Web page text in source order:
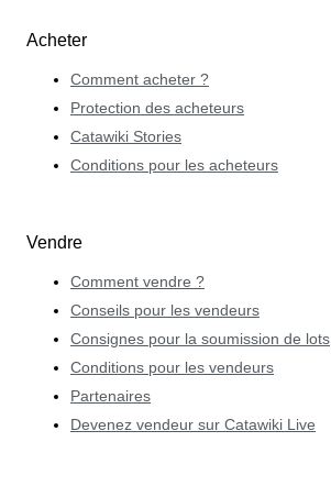
Acheter
Comment acheter ?
Protection des acheteurs
Catawiki Stories
Conditions pour les acheteurs
Vendre
Comment vendre ?
Conseils pour les vendeurs
Consignes pour la soumission de lots
Conditions pour les vendeurs
Partenaires
Devenez vendeur sur Catawiki Live